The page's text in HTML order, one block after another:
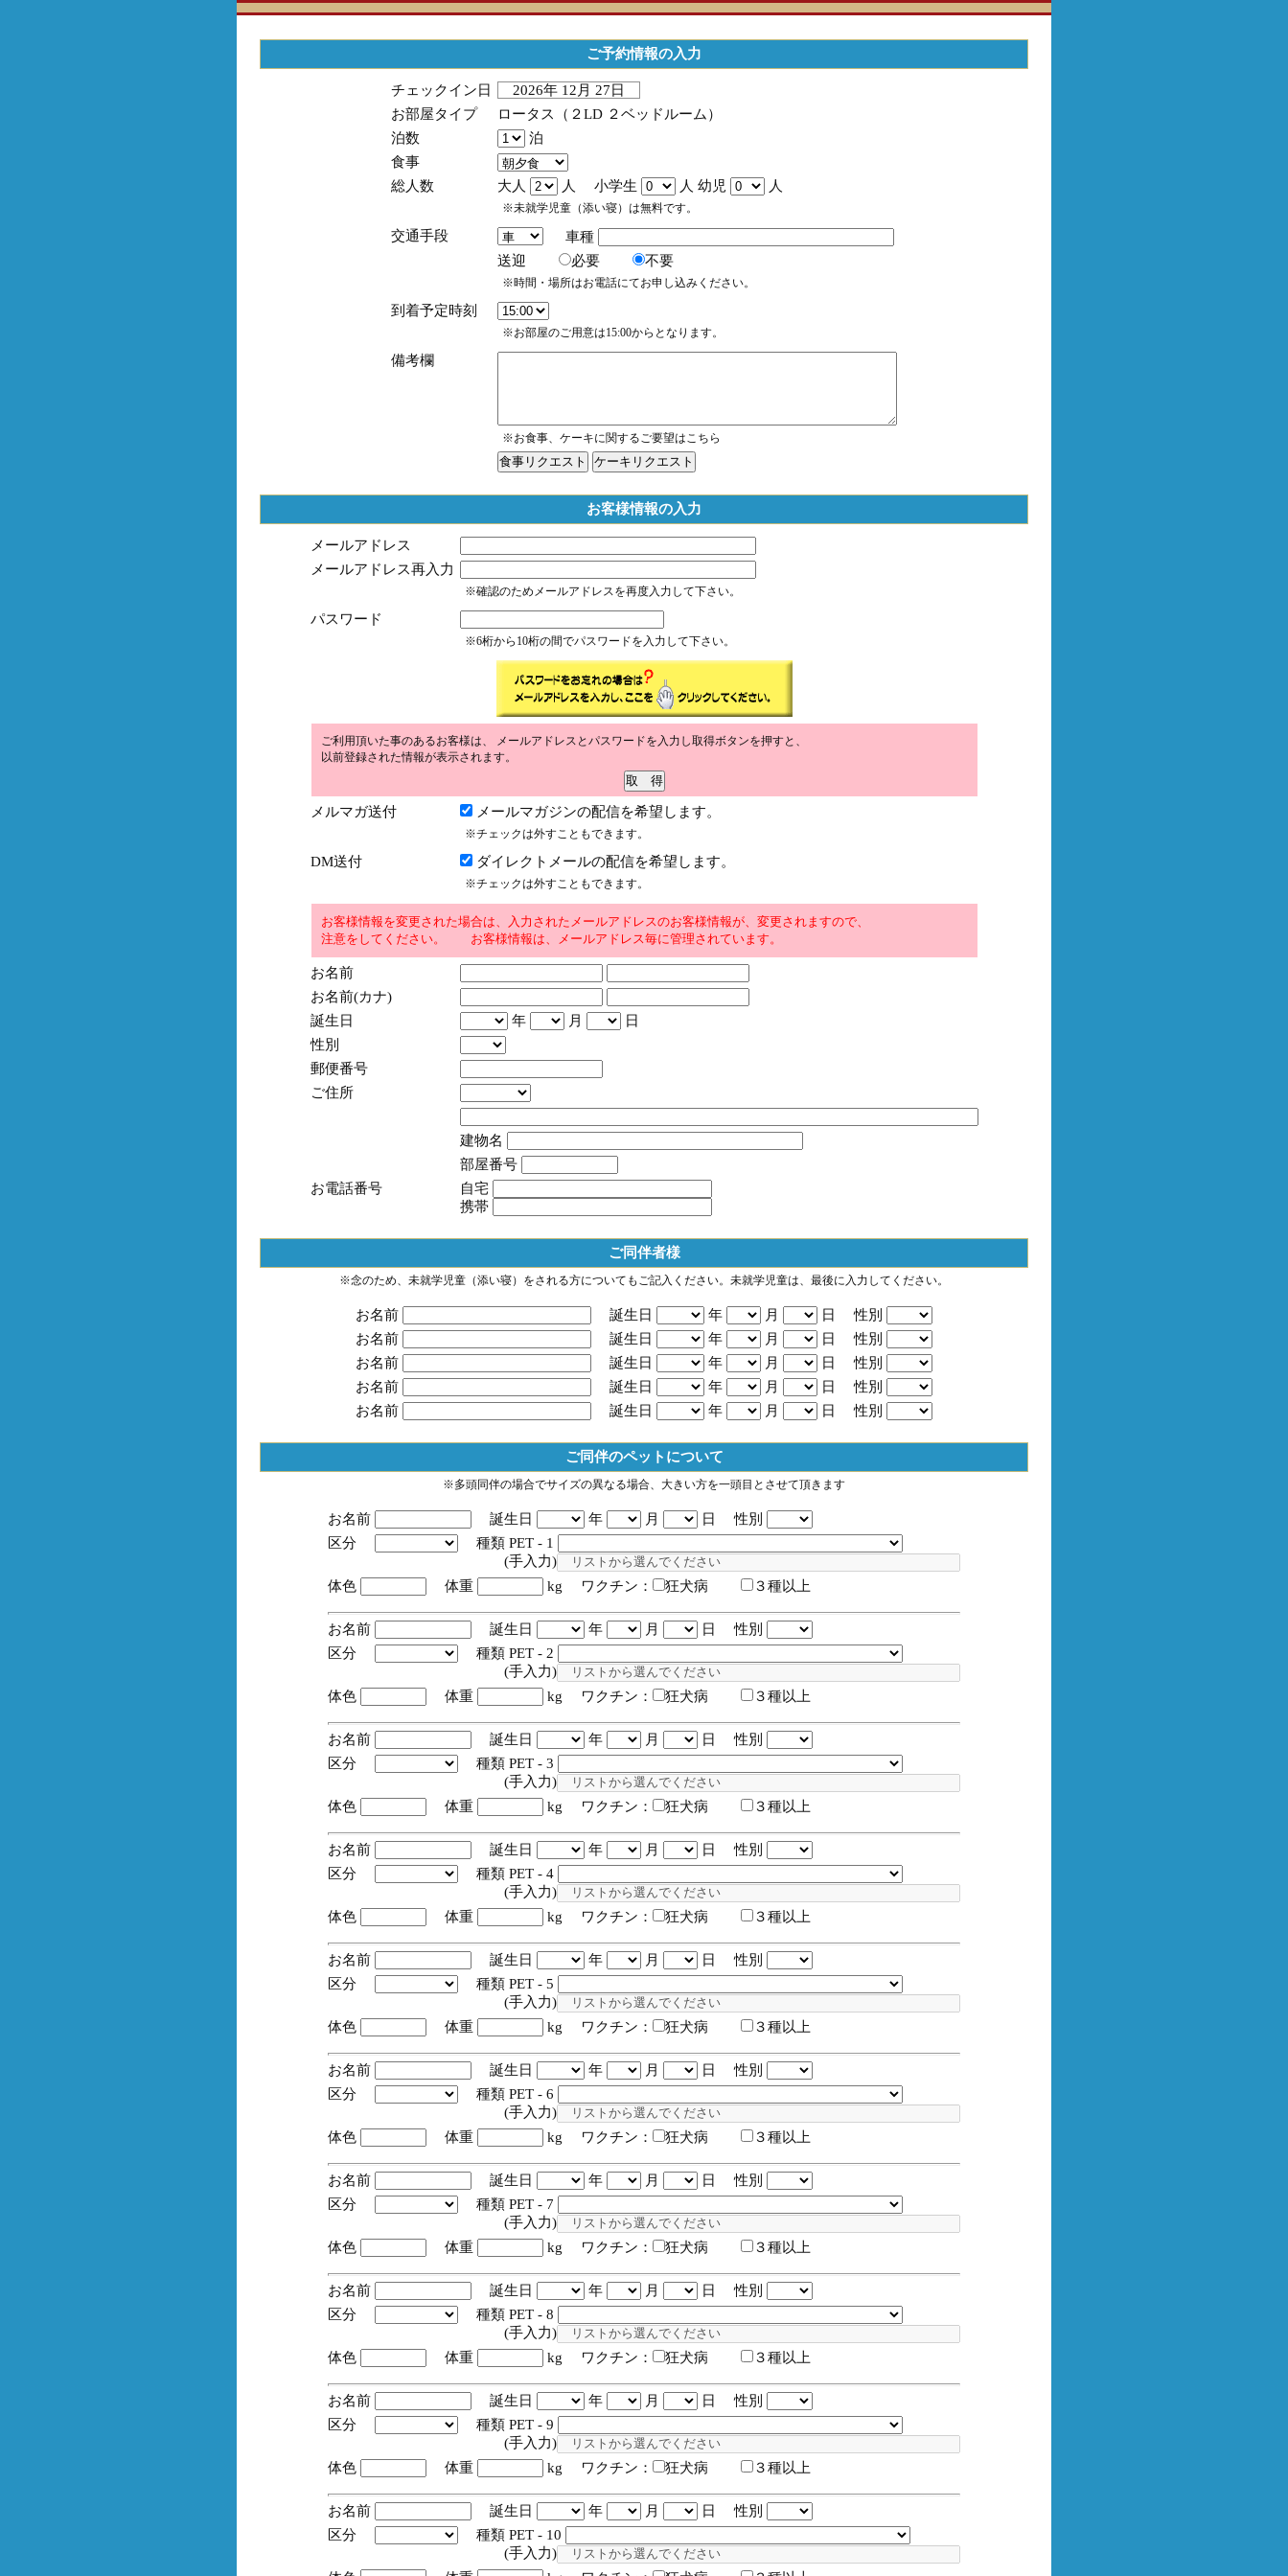
ご予約情報の入力
チェックイン日
2026年 12月 27日
お部屋タイプ
ロータス（２LD ２ベッドルーム）
泊数
泊
食事
総人数
大人 人 小学生 人 幼児 人
※未就学児童（添い寝）は無料です。
交通手段
車種
送迎
必要 不要
※時間・場所はお電話にてお申し込みください。
到着予定時刻
※お部屋のご用意は15:00からとなります。
備考欄
※お食事、ケーキに関するご要望はこちら
お客様情報の入力
メールアドレス
メールアドレス再入力
※確認のためメールアドレスを再度入力して下さい。
パスワード
※6桁から10桁の間でパスワードを入力して下さい。
ご利用頂いた事のあるお客様は、 メールアドレスとパスワードを入力し取得ボタンを押すと、
以前登録された情報が表示されます。
メルマガ送付 メールマガジンの配信を希望します。
※チェックは外すこともできます。
DM送付 ダイレクトメールの配信を希望します。
※チェックは外すこともできます。
お客様情報を変更された場合は、入力されたメールアドレスのお客様情報が、変更されますので、
注意をしてください。 お客様情報は、メールアドレス毎に管理されています。
お名前
お名前(カナ)
誕生日
年 月
日
性別
郵便番号
ご住所
建物名
部屋番号
お電話番号
自宅
携帯
ご同伴者様
※念のため、未就学児童（添い寝）をされる方についてもご記入ください。未就学児童は、最後に入力してください。
お名前 誕生日 年 月
日 性別
お名前
誕生日 年 月
日 性別
お名前
誕生日 年 月
日 性別
お名前
誕生日 年 月
日 性別
お名前
誕生日 年 月 日 性別
ご同伴のペットについて
※多頭同伴の場合でサイズの異なる場合、大きい方を一頭目とさせて頂きます
お名前 誕生日 年 月
日 性別
区分
種類 PET - 1
(手入力)
体色
体重 kg ワクチン： 狂犬病 ３種以上
お名前 誕生日 年 月
日 性別
区分
種類 PET - 2
(手入力)
体色
体重 kg ワクチン： 狂犬病 ３種以上
お名前 誕生日 年 月
日 性別
区分
種類 PET - 3
(手入力)
体色
体重 kg ワクチン： 狂犬病 ３種以上
お名前 誕生日 年 月
日 性別
区分
種類 PET - 4
(手入力)
体色
体重 kg ワクチン： 狂犬病 ３種以上
お名前 誕生日 年 月
日 性別
区分
種類 PET - 5
(手入力)
体色
体重 kg ワクチン： 狂犬病 ３種以上
お名前 誕生日 年 月
日 性別
区分
種類 PET - 6
(手入力)
体色
体重 kg ワクチン： 狂犬病 ３種以上
お名前 誕生日 年 月
日 性別
区分
種類 PET - 7
(手入力)
体色
体重 kg ワクチン： 狂犬病 ３種以上
お名前 誕生日 年 月
日 性別
区分
種類 PET - 8
(手入力)
体色
体重 kg ワクチン： 狂犬病 ３種以上
お名前 誕生日 年 月
日 性別
区分
種類 PET - 9
(手入力)
体色
体重 kg ワクチン： 狂犬病 ３種以上
お名前 誕生日 年 月
日 性別
区分
種類 PET - 10
(手入力)